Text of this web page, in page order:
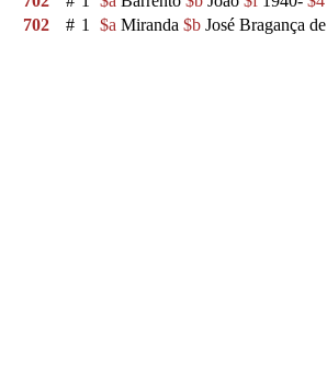
702
# 1 $a Miranda $b José Bragança de